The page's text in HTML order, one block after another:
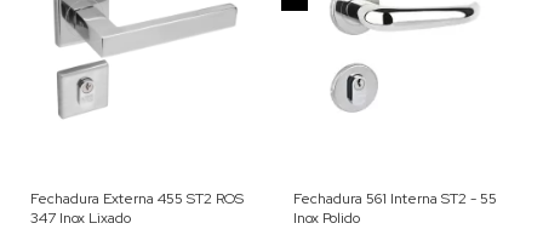
Fechadura Externa 455 ST2 ROS
347 Inox Lixado
Fechadura 561 Interna ST2 - 55
Inox Polido